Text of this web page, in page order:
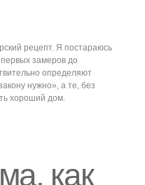
рецепт. Я постараюсь
первых замеров до
определяют
нужно», а те, без
хороший дом.
дом?»
проекта, архитектор